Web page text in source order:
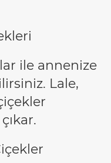
ile annenize
Lale,